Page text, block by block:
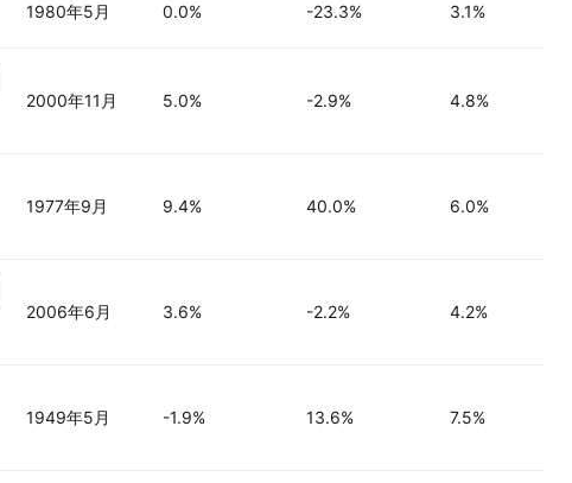
1980年5月 0.0% -23.3% 3.1%
2000年11月 5.0% -2.9% 4.8%
1977年9月 9.4% 40.0% 6.0%
2006年6月 3.6% -2.2% 4.2%
1949年5月 -1.9% 13.6% 7.5%